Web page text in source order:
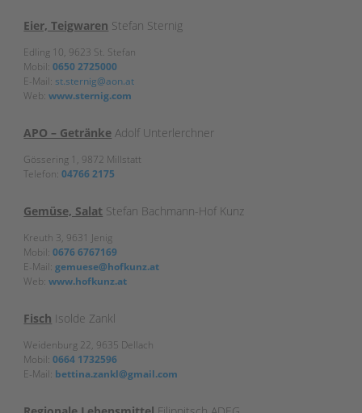
Eier, Teigwaren Stefan Sternig
Edling 10, 9623 St. Stefan
Mobil:0650 2725000
E-Mail: st.sternig@aon.at
Web:www.sternig.com
APO – Getränke Adolf Unterlerchner
Gössering 1, 9872 Millstatt
Telefon:04766 2175
Gemüse, Salat Stefan Bachmann-Hof Kunz
Kreuth 3, 9631 Jenig
Mobil:0676 6767169
E-Mail: gemuese@hofkunz.at
Web:www.hofkunz.at
Fisch Isolde Zankl
Weidenburg 22, 9635 Dellach
Mobil:0664 1732596
E-Mail: bettina.zankl@gmail.com